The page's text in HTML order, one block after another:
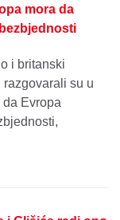
mora da
i britanski
su u
Evropa